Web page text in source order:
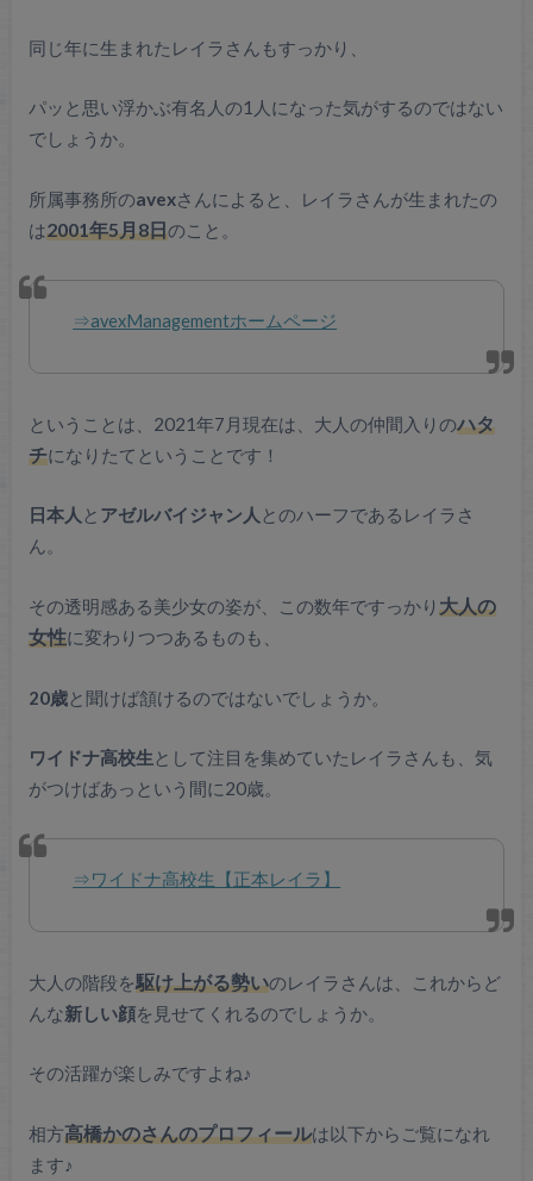
同じ年に生まれたレイラさんもすっかり、
パッと思い浮かぶ有名人の1人になった気がするのではない
でしょうか。
所属事務所のavexさんによると、レイラさんが生まれたの
は2001年5月8日のこと。
⇒avexManagementホームページ
ということは、2021年7月現在は、大人の仲間入りのハタ
チになりたてということです！
日本人 と アゼルバイジャン人 とのハーフであるレイラさ
ん。
その透明感ある美少女の姿が、この数年ですっかり 大人の
女性に変わりつつあるものも、
20歳と聞けば頷けるのではないでしょうか。
ワイドナ高校生として注目を集めていたレイラさんも、気
がつけばあっという間に20歳。
⇒ワイドナ高校生【正本レイラ】
大人の階段を駆け上がる勢いのレイラさんは、これからど
んな新しい顔を見せてくれるのでしょうか。
その活躍が楽しみですよね♪
相方高橋かのさんのプロフィールは以下からご覧になれ
ます♪